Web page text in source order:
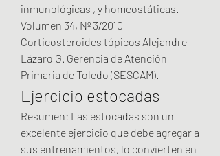
inmunológicas , y homeostáticas.
Volumen 34, Nº 3/2010
Corticosteroides tópicos Alejandre
Lázaro G. Gerencia de Atención
Primaria de Toledo (SESCAM).
Ejercicio estocadas
Resumen: Las estocadas son un
excelente ejercicio que debe agregar a
sus entrenamientos, lo convierten en